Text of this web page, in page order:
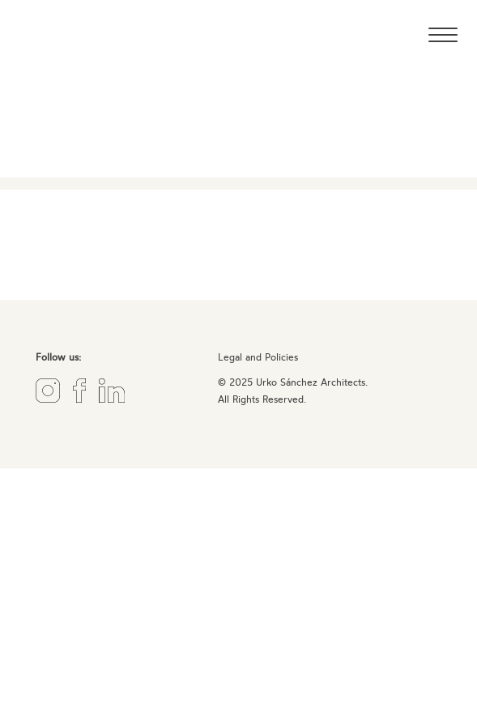
Follow us: Legal and Policies
© 2025 Urko Sánchez Architects.
All Rights Reserved.